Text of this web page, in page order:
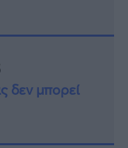
δεν μπορεί